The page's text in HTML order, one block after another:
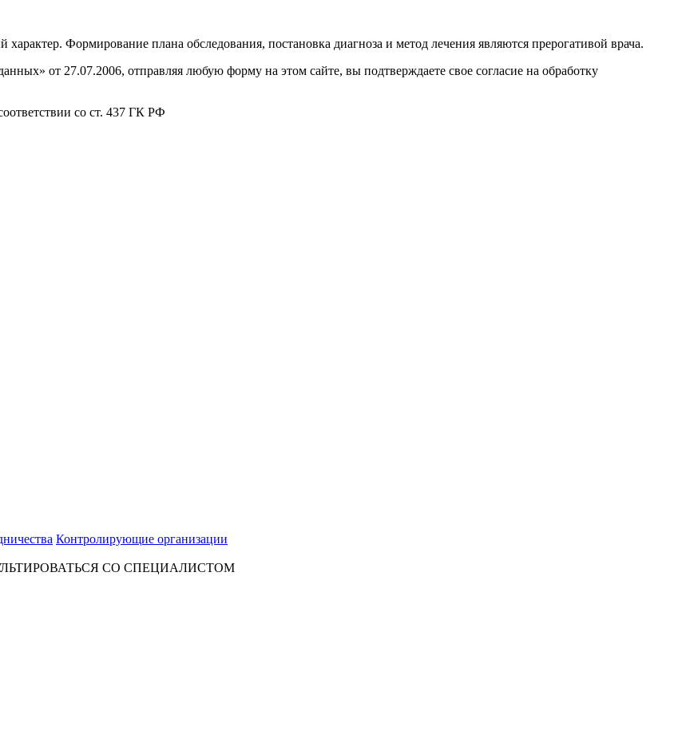
Формирование плана обследования, постановка диагноза и метод лечения являются прерогативой врача.
от 27.07.2006, отправляя любую форму на этом сайте, вы подтверждаете свое согласие на обработку
со ст. 437 ГК РФ
Контролирующие организации
СО СПЕЦИАЛИСТОМ